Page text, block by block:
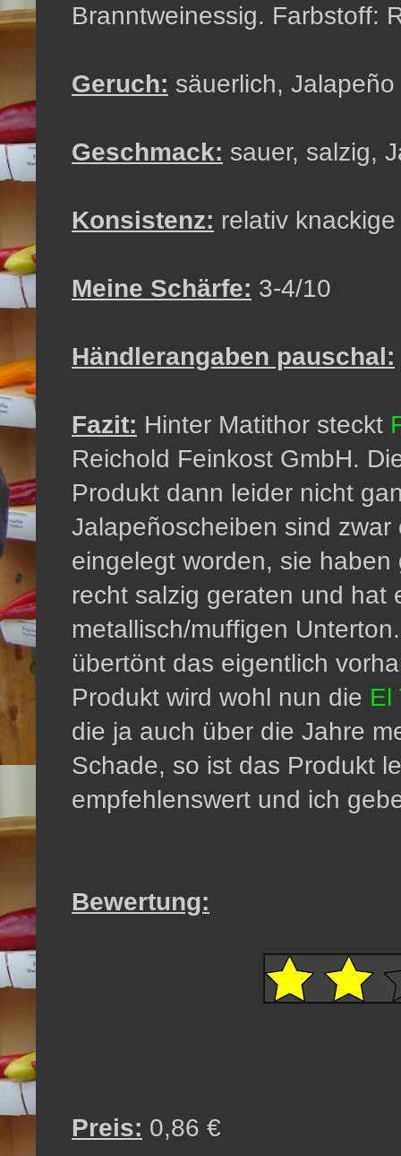
Branntweinessig. Farbstoff:
Geruch: säuerlich, Jalapeño
Geschmack: sauer, salzig,
Konsistenz: relativ
Meine Schärfe: 3-4/10
Händlerangaben pauschal:
Fazit: Hinter Matithor steckt
Reichold Feinkost GmbH.
Produkt dann leider nicht
Jalapeñoscheiben sind
eingelegt worden, sie
recht salzig geraten und hat
metallisch/muffigen
übertönt das eigentlich
Produkt wird wohl nun die El
die ja auch über die Jahre
Schade, so ist das Produkt
empfehlenswert und ich
Bewertung:
Preis: 0,86 €